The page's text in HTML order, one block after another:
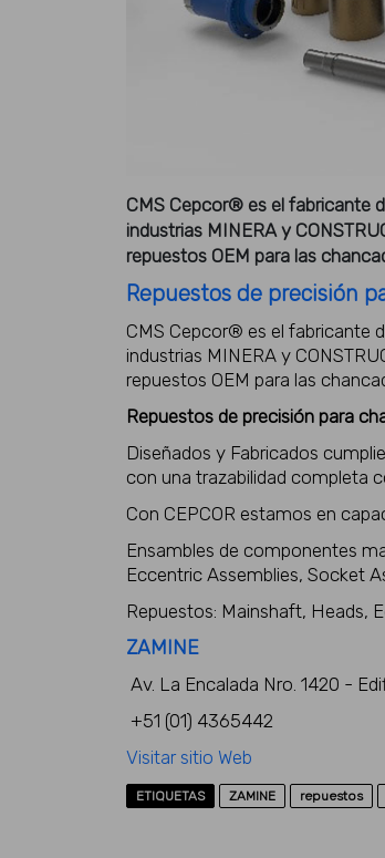
CMS Cepcor® es el fabricante
industrias MINERA y
repuestos OEM para las
Repuestos de precisión
CMS Cepcor® es el fabricante
industrias MINERA y
repuestos OEM para las
Repuestos de precisión para
Diseñados y Fabricados
con una trazabilidad completa
Con CEPCOR estamos en
Ensambles de componentes
Eccentric Assemblies, Socket
Repuestos: Mainshaft, Heads,
ZAMINE
Av. La Encalada Nro. 1420 -
+51 (01) 4365442
Visitar sitio Web
ETIQUETAS ZAMINE repuestos